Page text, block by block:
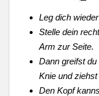
Leg dich
Stelle dein
Arm zur Seite.
Dann greifst
Knie und
Den Kopf